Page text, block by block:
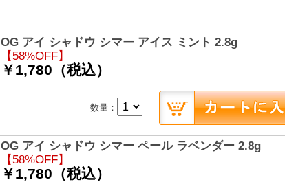
OG アイ シャドウ シマー アイス ミント 2.8g
【58%OFF】
￥1,780（税込）
数量：
OG アイ シャドウ シマー ペール ラベンダー 2.8g
【58%OFF】
￥1,780（税込）